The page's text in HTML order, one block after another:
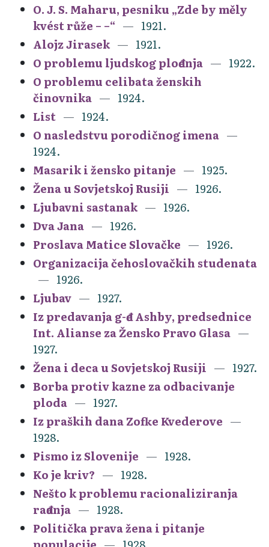
O. J. S. Maharu, pesniku „Zde by měly
kvést růže – –“
1921.
Alojz Jirasek
1921.
O problemu ljudskog plođenja
1922.
O problemu celibata ženskih
činovnika
1924.
List
1924.
O nasledstvu porodičnog imena
1924.
Masarik i žensko pitanje
1925.
Žena u Sovjetskoj Rusiji
1926.
Ljubavni sastanak
1926.
Dva Jana
1926.
Proslava Matice Slovačke
1926.
Organizacija čehoslovačkih studenata
1926.
Ljubav
1927.
Iz predavanja g-đe Ashby, predsednice
Int. Alianse za Žensko Pravo Glasa
1927.
Žena i deca u Sovjetskoj Rusiji
1927.
Borba protiv kazne za odbacivanje
ploda
1927.
Iz praških dana Zofke Kvederove
1928.
Pismo iz Slovenije
1928.
Ko je kriv?
1928.
Nešto k problemu racionaliziranja
rađanja
1928.
Politička prava žena i pitanje